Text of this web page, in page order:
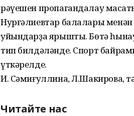
рәүешен пропагандалау
Нурғәлиевтар балалары менән
уйындарҙа ярышты. Бөтә
тип билдәләнде. Спорт
үткәрелде.
И. Сәмиғуллина, Л.Шакирова,
Читайте нас